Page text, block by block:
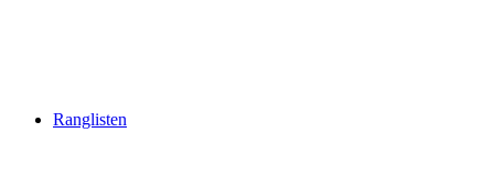
Ranglisten